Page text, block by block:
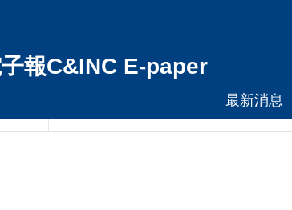
報C&INC E-paper
最新消息